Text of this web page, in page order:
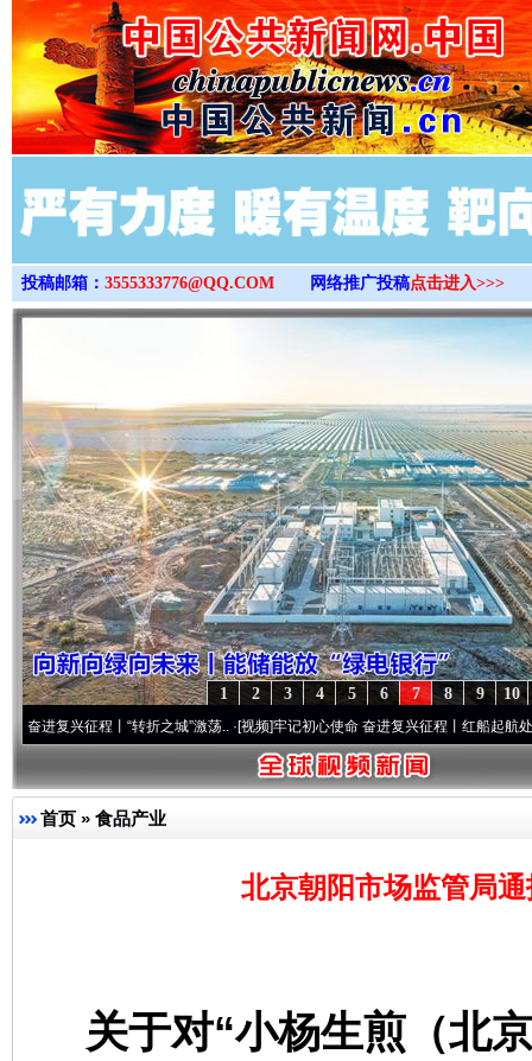
>
投稿邮箱： 3555333776@QQ.COM 网络推广投稿点击进入>>>
10
9
8
7
6
5
4
3
2
1
征程丨“转折之城”激荡..·[视频]牢记初心使命 奋进复兴征程丨红船起航处 潮起..·[
首页 » 食品产业
北京朝阳市场监管局
关于对“小杨生煎（北
东山县通报“牛蛙产品抗生素超标问题” 法